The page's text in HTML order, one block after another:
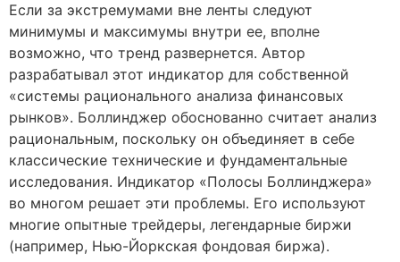
Если за экстремумами вне ленты следуют
минимумы и максимумы внутри ее, вполне
возможно, что тренд развернется. Автор
разрабатывал этот индикатор для собственной
«системы рационального анализа финансовых
рынков». Боллинджер обоснованно считает анализ
рациональным, поскольку он объединяет в себе
классические технические и фундаментальные
исследования. Индикатор «Полосы Боллинджера»
во многом решает эти проблемы. Его используют
многие опытные трейдеры, легендарные биржи
(например, Нью-Йоркская фондовая биржа).